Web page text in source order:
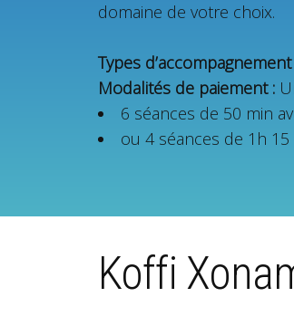
domaine de votre choix.
Types d’accompagnement
Modalités de paiement :
6 séances de 50 min
ou 4 séances de 1h
Koffi